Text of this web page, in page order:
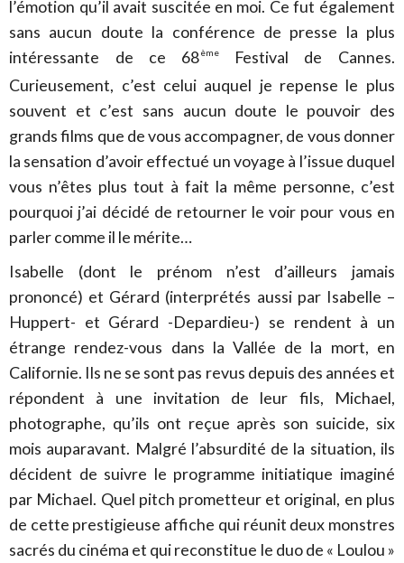
l’émotion qu’il avait suscitée en moi. Ce fut également
sans aucun doute la conférence de presse la plus
intéressante de ce 68èmeFestival de Cannes.
Curieusement, c’est celui auquel je repense le plus
souvent et c’est sans aucun doute le pouvoir des
grands films que de vous accompagner, de vous donner
la sensation d’avoir effectué un voyage à l’issue duquel
vous n’êtes plus tout à fait la même personne, c’est
pourquoi j’ai décidé de retourner le voir pour vous en
parler comme il le mérite…
Isabelle (dont le prénom n’est d’ailleurs jamais
prononcé) et Gérard (interprétés aussi par Isabelle –
Huppert- et Gérard -Depardieu-) se rendent à un
étrange rendez-vous dans la Vallée de la mort, en
Californie. Ils ne se sont pas revus depuis des années et
répondent à une invitation de leur fils, Michael,
photographe, qu’ils ont reçue après son suicide, six
mois auparavant. Malgré l’absurdité de la situation, ils
décident de suivre le programme initiatique imaginé
par Michael. Quel pitch prometteur et original, en plus
de cette prestigieuse affiche qui réunit deux monstres
sacrés du cinéma et qui reconstitue le duo de « Loulou »